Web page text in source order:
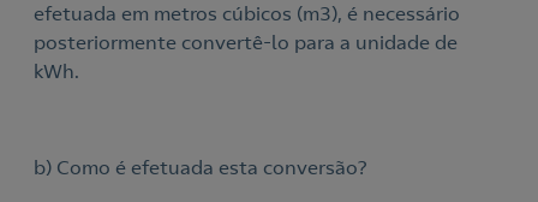
efetuada em metros cúbicos (m3), é necessário
posteriormente convertê-lo para a unidade de
kWh.
b) Como é efetuada esta conversão?